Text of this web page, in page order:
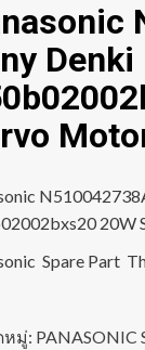
Denki
20W
Spare Part
หมู่: PANASONIC